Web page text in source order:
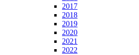
2017
2018
2019
2020
2021
2022